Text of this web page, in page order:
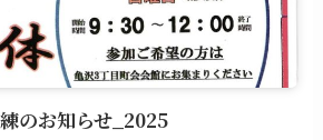
のお知らせ_2025